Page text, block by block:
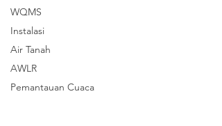
WQMS
Instalasi
Air Tanah
AWLR
Pemantauan Cuaca